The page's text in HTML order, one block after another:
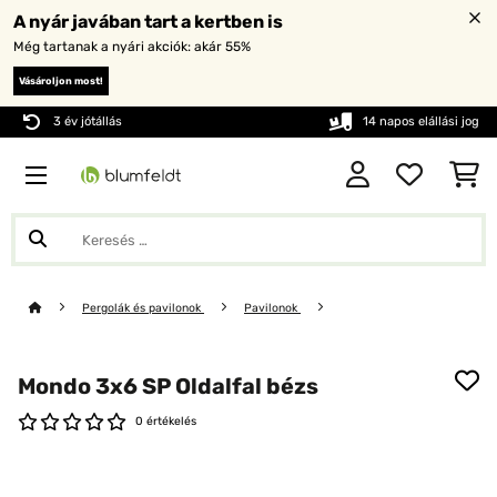
A nyár javában tart a kertben is
Még tartanak a nyári akciók: akár 55%
Vásároljon most!
3 év jótállás 14 napos elállási jog
Pergolák és pavilonok Pavilonok
Mondo 3x6 SP Oldalfal bézs
0 értékelés